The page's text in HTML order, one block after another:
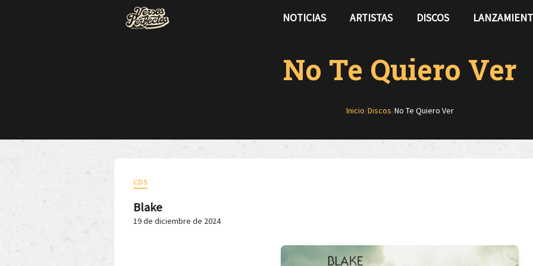
NOTICIAS ARTISTAS DISCOS
No Te Quiero Ver
Inicio/Discos/No Te Quiero Ver
CDS
Blake
19 de diciembre de 2024